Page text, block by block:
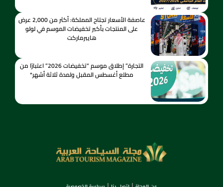
عاصفة الأسعار تجتاح المملكة: أكثر من 2,000 عرض
على المنتجات بأكبر تخفيضات الموسم في لولو
هايبرماركت
التجارة” إطلاق موسم “تخفيضات 2026” اعتبارًا من
مطلع أغسطس المقبل ولمدة ثلاثة أشهر*